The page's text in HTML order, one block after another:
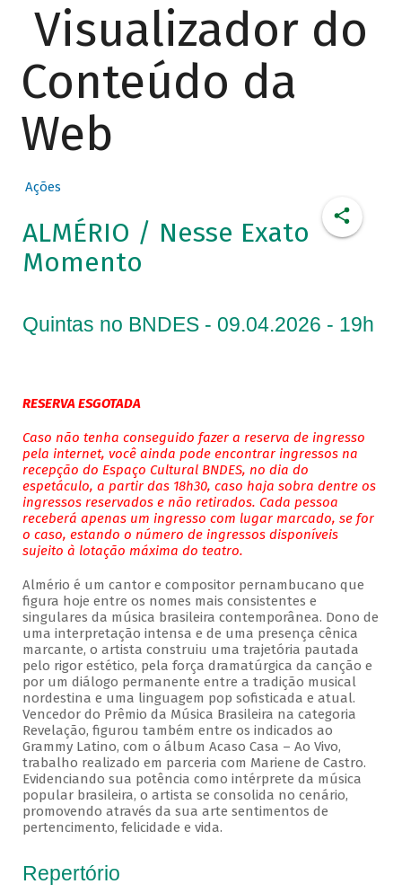
Visualizador do
Conteúdo da
Web
Ações
ALMÉRIO / Nesse Exato
Momento
Quintas no BNDES - 09.04.2026 - 19h
RESERVA ESGOTADA
Caso não tenha conseguido fazer a reserva de ingresso
pela internet, você ainda pode encontrar ingressos na
recepção do Espaço Cultural BNDES, no dia do
espetáculo, a partir das 18h30, caso haja sobra dentre os
ingressos reservados e não retirados. Cada pessoa
receberá apenas um ingresso com lugar marcado, se for
o caso, estando o número de ingressos disponíveis
sujeito à lotação máxima do teatro.
Almério é um cantor e compositor pernambucano que
figura hoje entre os nomes mais consistentes e
singulares da música brasileira contemporânea. Dono de
uma interpretação intensa e de uma presença cênica
marcante, o artista construiu uma trajetória pautada
pelo rigor estético, pela força dramatúrgica da canção e
por um diálogo permanente entre a tradição musical
nordestina e uma linguagem pop sofisticada e atual.
Vencedor do Prêmio da Música Brasileira na categoria
Revelação, figurou também entre os indicados ao
Grammy Latino, com o álbum Acaso Casa – Ao Vivo,
trabalho realizado em parceria com Mariene de Castro.
Evidenciando sua potência como intérprete da música
popular brasileira, o artista se consolida no cenário,
promovendo através da sua arte sentimentos de
pertencimento, felicidade e vida.
Repertório